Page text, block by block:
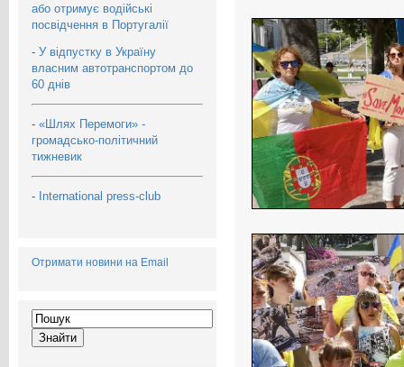
або отримує водійські
посвідчення в Португалії
- У відпустку в Україну
власним автотранспортом до
60 днів
- «Шлях Перемоги» -
громадсько-політичний
тижневик
- International press-club
Отримати новини на Email